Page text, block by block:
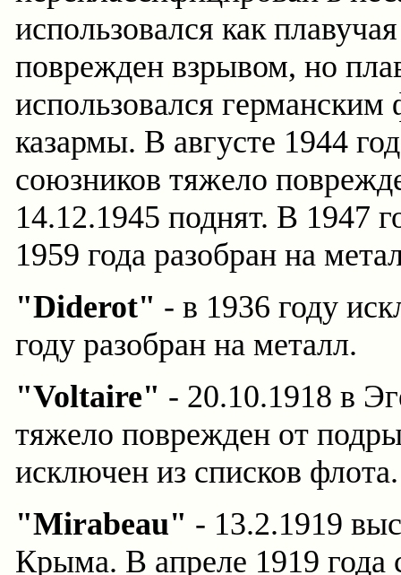
использовался как
поврежден взрывом, но
использовался германским
казармы. В августе 1944
союзников тяжело
14.12.1945 поднят. В 1947
1959 года разобран на
"Diderot" - в 1936 году
году разобран на металл.
"Voltaire" - 20.10.1918 в
тяжело поврежден от
исключен из списков
"Mirabeau" - 13.2.1919
Крыма. В апреле 1919 года